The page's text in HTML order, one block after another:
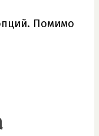
Помимо